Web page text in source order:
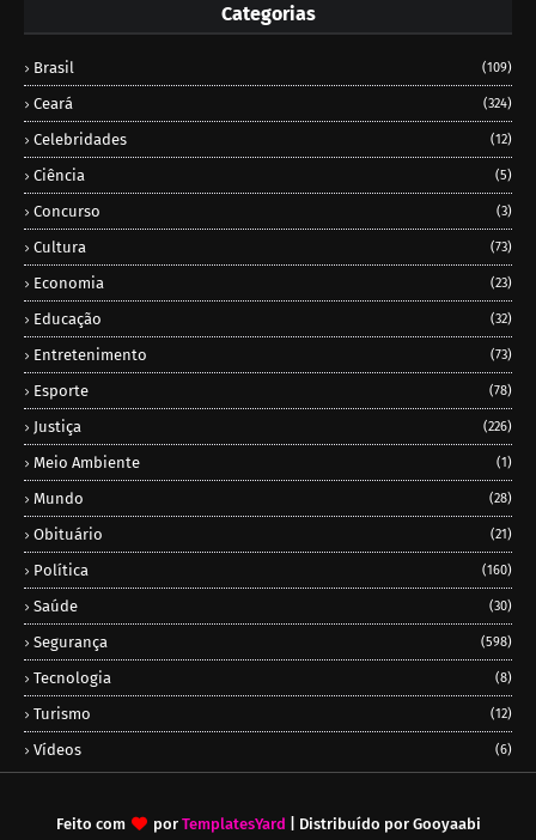
Categorias
Brasil (109)
Ceará (324)
Celebridades (12)
Ciência (5)
Concurso (3)
Cultura (73)
Economia (23)
Educação (32)
Entretenimento (73)
Esporte (78)
Justiça (226)
Meio Ambiente (1)
Mundo (28)
Obituário (21)
Política (160)
Saúde (30)
Segurança (598)
Tecnologia (8)
Turismo (12)
Vídeos (6)
Feito com por TemplatesYard | Distribuído por Gooyaabi